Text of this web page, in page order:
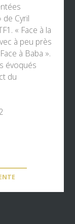
Cyril
. « Face à la
à peu près
à Baba ».
évoqués
du